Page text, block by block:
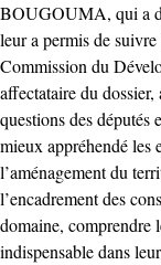
BOUGOUMA, qui a
leur a permis de
Commission du
affectataire du
questions des députés
mieux appréhendé les
l’aménagement du
l’encadrement des
domaine, comprendre
indispensable dans